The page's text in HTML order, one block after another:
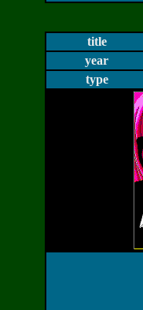
title
year
type